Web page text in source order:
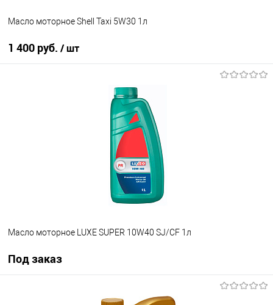
Масло моторное Shell Taxi 5W30 1л
1 400 руб. / шт
Масло моторное LUXE SUPER 10W40 SJ/CF 1л
Под заказ
Под заказ